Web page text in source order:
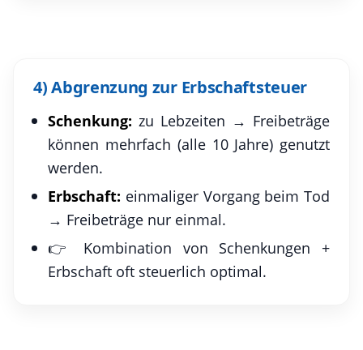
4) Abgrenzung zur Erbschaftsteuer
Schenkung: zu Lebzeiten → Freibeträge
können mehrfach (alle 10 Jahre) genutzt
werden.
Erbschaft: einmaliger Vorgang beim Tod
→ Freibeträge nur einmal.
👉 Kombination von Schenkungen +
Erbschaft oft steuerlich optimal.